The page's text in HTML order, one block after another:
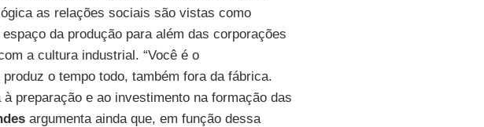
as relações sociais são vistas como
da produção para além das corporações
a cultura industrial. “Você é o
o tempo todo, também fora da fábrica.
preparação e ao investimento na formação das
argumenta ainda que, em função dessa